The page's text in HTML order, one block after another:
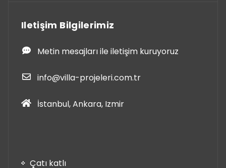
Iletişim Bilgilerimiz
Metin mesajları ile iletişim kuruyoruz
info@villa-projeleri.com.tr
İstanbul, Ankara, Izmir
Çatı katlı